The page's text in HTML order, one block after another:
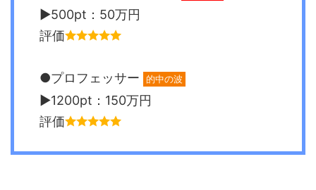
▶︎500pt：50万円
評価
●プロフェッサー 的中の波
▶︎1200pt：150万円
評価